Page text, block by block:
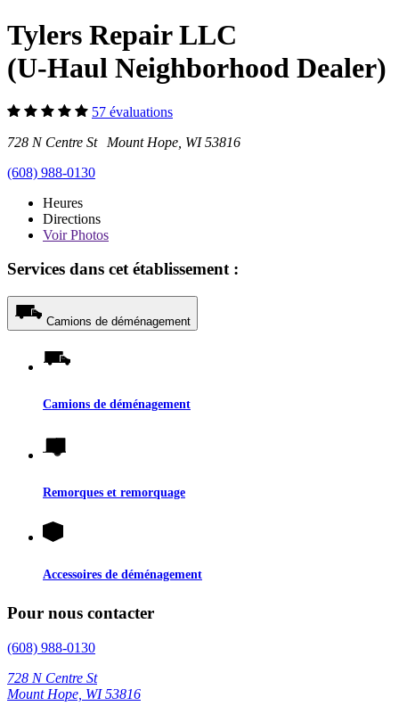
Tylers Repair LLC
(U-Haul Neighborhood Dealer)
57 évaluations
728 N Centre St Mount Hope, WI 53816
(608) 988-0130
Heures
Directions
VoirPhotos
Services dans cet établissement :
Camions de déménagement
Camions de déménagement
Remorques et remorquage
Accessoires de déménagement
Pour nous contacter
(608) 988-0130
728 N Centre St
Mount Hope, WI 53816